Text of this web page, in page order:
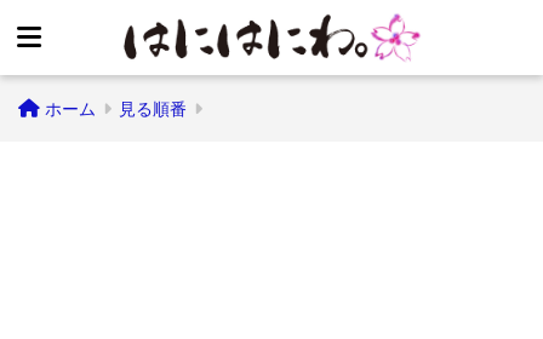
ホーム 見る順番